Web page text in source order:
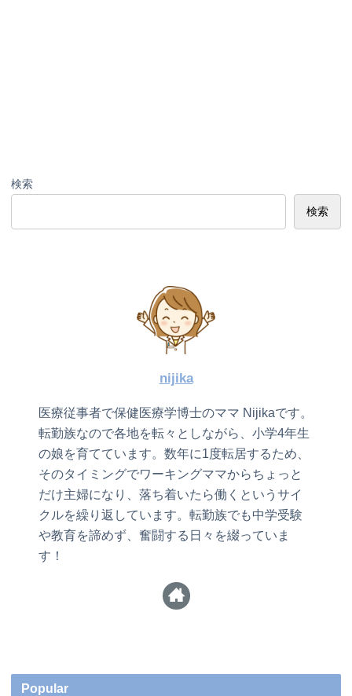
検索
検索
nijika
医療従事者で保健医療学博士のママ Nijikaです。
転勤族なので各地を転々としながら、小学4年生
の娘を育てています。数年に1度転居するため、
そのタイミングでワーキングママからちょっと
だけ主婦になり、落ち着いたら働くというサイ
クルを繰り返しています。転勤族でも中学受験
や教育を諦めず、奮闘する日々を綴っていま
す！
Popular